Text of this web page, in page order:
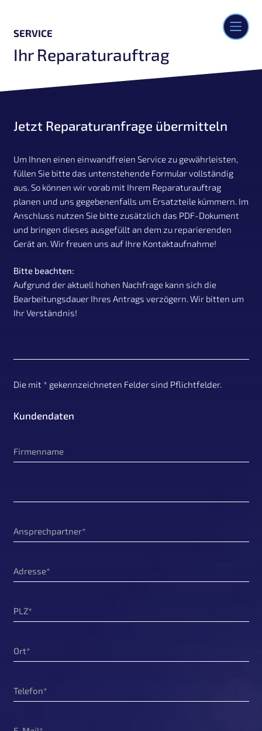
INHALT
SERVICE
Ihr Reparaturauftrag
Jetzt Reparaturanfrage übermitteln
Um Ihnen einen einwandfreien Service zu gewährleisten,
füllen Sie bitte das untenstehende Formular vollständig
aus. So können wir vorab mit Ihrem Reparaturauftrag
planen und uns gegebenenfalls um Ersatzteile kümmern. Im
Anschluss nutzen Sie bitte zusätzlich das PDF-Dokument
und bringen dieses ausgefüllt an dem zu reparierenden
Gerät an. Wir freuen uns auf Ihre Kontaktaufnahme!
Bitte beachten:
Aufgrund der aktuell hohen Nachfrage kann sich die
Bearbeitungsdauer Ihres Antrags verzögern. Wir bitten um
Ihr Verständnis!
Die mit * gekennzeichneten Felder sind Pflichtfelder.
Kundendaten
Firmenname
Ansprechpartner
Adresse
PLZ
Ort
Telefon
E-Mail